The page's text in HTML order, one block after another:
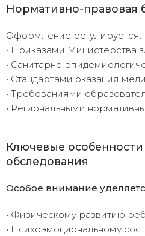
Нормативно-правовая
Оформление регулируется:
• Приказами Министерства
• Санитарно-
• Стандартами оказания
• Требованиями
• Региональными
Ключевые
обследования
Особое внимание
• Физическому развитию
• Психоэмоциональному